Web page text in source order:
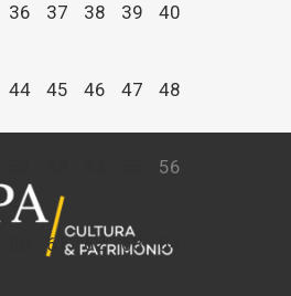
36 37 38 39 40
44 45 46 47 48
56
61 62 63 64